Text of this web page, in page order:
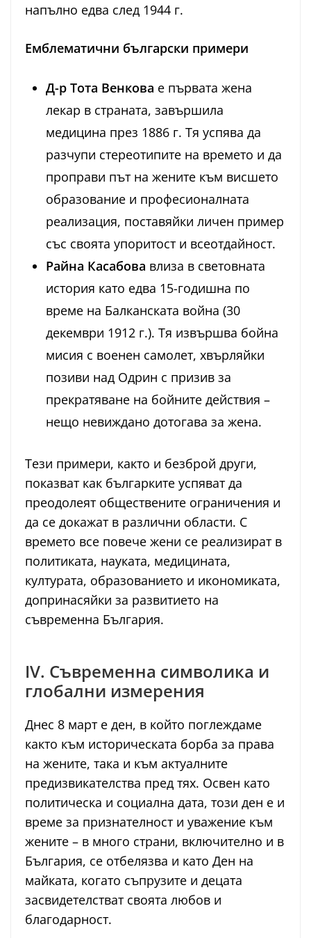
напълно едва след 1944 г.
Емблематични български примери
Д-р Тота Венкова е първата жена
лекар в страната, завършила
медицина през 1886 г. Тя успява да
разчупи стереотипите на времето и да
проправи път на жените към висшето
образование и професионалната
реализация, поставяйки личен пример
със своята упоритост и всеотдайност.
Райна Касабова влиза в световната
история като едва 15-годишна по
време на Балканската война (30
декември 1912 г.). Тя извършва бойна
мисия с военен самолет, хвърляйки
позиви над Одрин с призив за
прекратяване на бойните действия –
нещо невиждано дотогава за жена.
Тези примери, както и безброй други,
показват как българките успяват да
преодолеят обществените ограничения и
да се докажат в различни области. С
времето все повече жени се реализират в
политиката, науката, медицината,
културата, образованието и икономиката,
допринасяйки за развитието на
съвременна България.
IV. Съвременна символика и
глобални измерения
Днес 8 март е ден, в който поглеждаме
както към историческата борба за права
на жените, така и към актуалните
предизвикателства пред тях. Освен като
политическа и социална дата, този ден е и
време за признателност и уважение към
жените – в много страни, включително и в
България, се отбелязва и като Ден на
майката, когато съпрузите и децата
засвидетелстват своята любов и
благодарност.